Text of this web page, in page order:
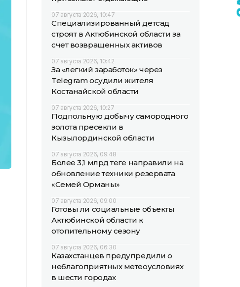
07 августа 2026, 10:47
Специализированный детсад
строят в Актюбинской области за
счет возвращенных активов
07 августа 2026, 10:42
За «легкий заработок» через
Telegram осудили жителя
Костанайской области
07 августа 2026, 10:27
Подпольную добычу самородного
золота пресекли в
Кызылординской области
07 августа 2026, 09:48
Более 3,1 млрд теңге направили на
обновление техники резервата
«Семей Орманы»
07 августа 2026, 09:00
Готовы ли социальные объекты
Актюбинской области к
отопительному сезону
07 августа 2026, 06:30
Казахстанцев предупредили о
неблагоприятных метеоусловиях
в шести городах